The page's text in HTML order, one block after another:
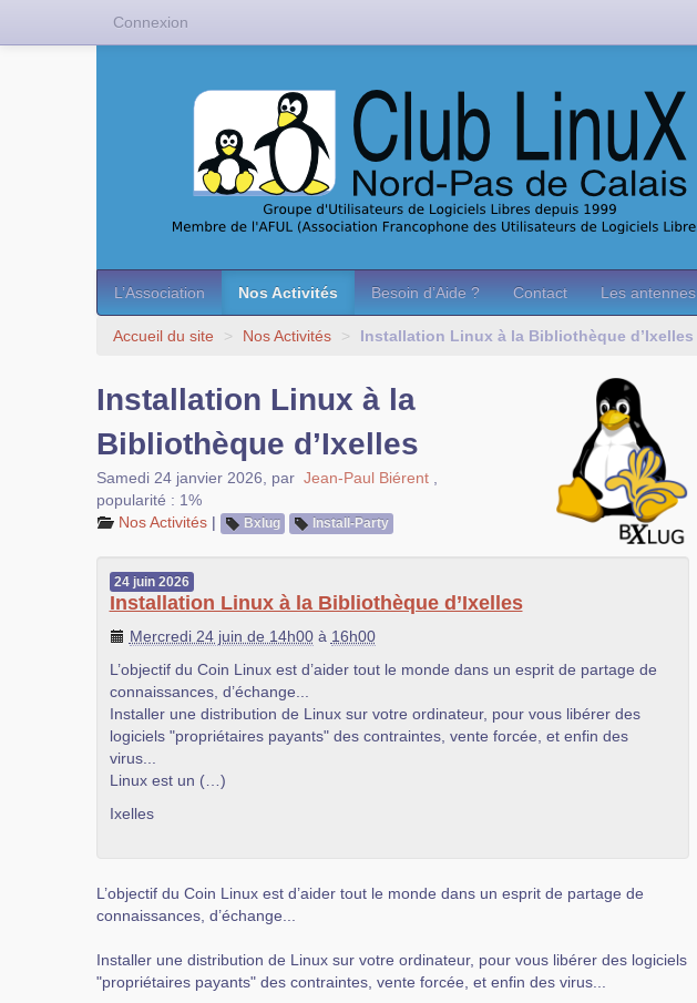
L’Association Nos Activités Besoin d’Aide ? Contact Les antennes
Accueil du site > Nos Activités > Installation Linux à la Bibliothèque d’Ixelles
Installation Linux à la
Bibliothèque d’Ixelles
Samedi 24 janvier 2026 par Jean-Paul Biérent
popularité : 1%
Nos Activités | Bxlug Install-Party
24 juin 2026
Installation Linux à la Bibliothèque d’Ixelles
Mercredi 24 juin de 14h00à 16h00
L’objectif du Coin Linux est d’aider tout le monde dans un esprit de partage de
connaissances, d’échange...
Installer une distribution de Linux sur votre ordinateur, pour vous libérer des
logiciels "propriétaires payants" des contraintes, vente forcée, et enfin des
virus...
Linux est un (…)
Ixelles
L’objectif du Coin Linux est d’aider tout le monde dans un esprit de partage de
connaissances, d’échange...
Installer une distribution de Linux sur votre ordinateur, pour vous libérer des logiciels
"propriétaires payants" des contraintes, vente forcée, et enfin des virus...
Connexion